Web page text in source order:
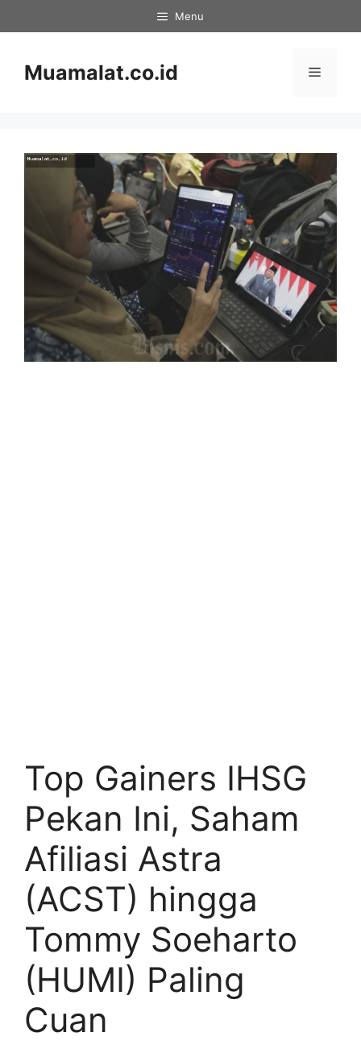
to
Menu
Muamalat.co.id Menu
Top Gainers IHSG
Pekan Ini, Saham
Afiliasi Astra
(ACST) hingga
Tommy Soeharto
(HUMI) Paling
Cuan